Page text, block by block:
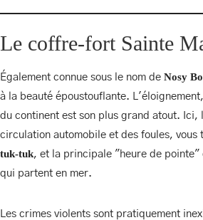
Le coffre-fort Sainte
Également connue sous le nom de Nosy
à la beauté époustouflante.
du continent est son plus grand atout.
circulation automobile et des foules,
tuk-tuk, et la principale "heure de pointe"
qui partent en mer.
Les crimes violents sont pratiquement